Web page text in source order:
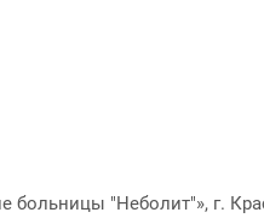
больницы "Неболит"», г.